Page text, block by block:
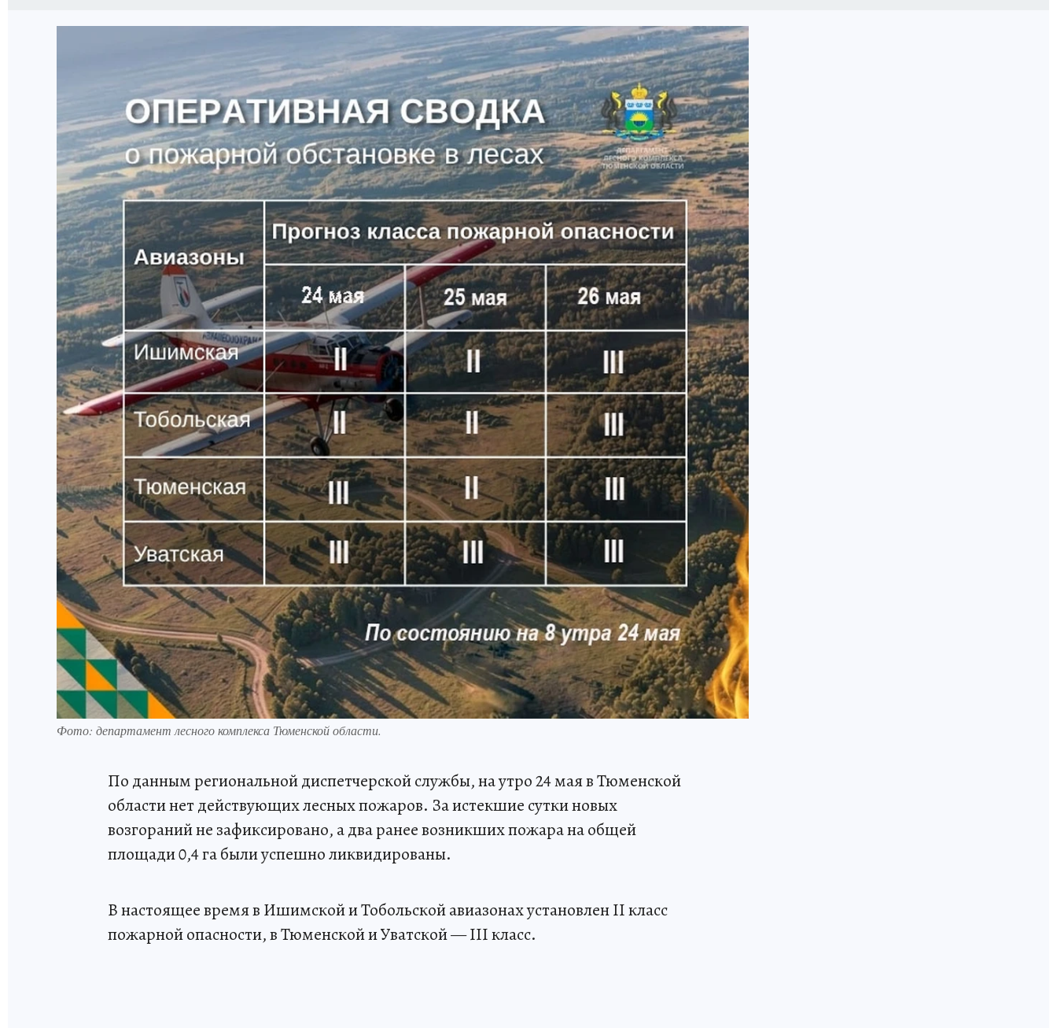
Фото: департамент лесного комплекса Тюменской области.
По данным региональной диспетчерской службы, на утро 24 мая в Тюменской
области нет действующих лесных пожаров. За истекшие сутки новых
возгораний не зафиксировано, а два ранее возникших пожара на общей
площади 0,4 га были успешно ликвидированы.
В настоящее время в Ишимской и Тобольской авиазонах установлен II класс
пожарной опасности, в Тюменской и Уватской — III класс.